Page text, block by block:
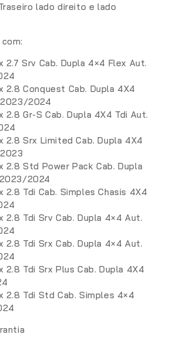
lado direito e lado
2.7 Srv Cab. Dupla 4×4 Flex Aut.
2.8 Conquest Cab. Dupla 4X4
2024
2.8 Gr-S Cab. Dupla 4X4 Tdi Aut.
2.8 Srx Limited Cab. Dupla 4X4
2.8 Std Power Pack Cab. Dupla
2024
2.8 Tdi Cab. Simples Chasis 4X4
2.8 Tdi Srv Cab. Dupla 4×4 Aut.
2.8 Tdi Srx Cab. Dupla 4×4 Aut.
2.8 Tdi Srx Plus Cab. Dupla 4X4
2.8 Tdi Std Cab. Simples 4×4